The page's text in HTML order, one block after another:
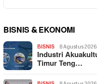
BISNIS & EKONOMI
BISNIS 8 Agustus 2026
Industri
Timur Teng…